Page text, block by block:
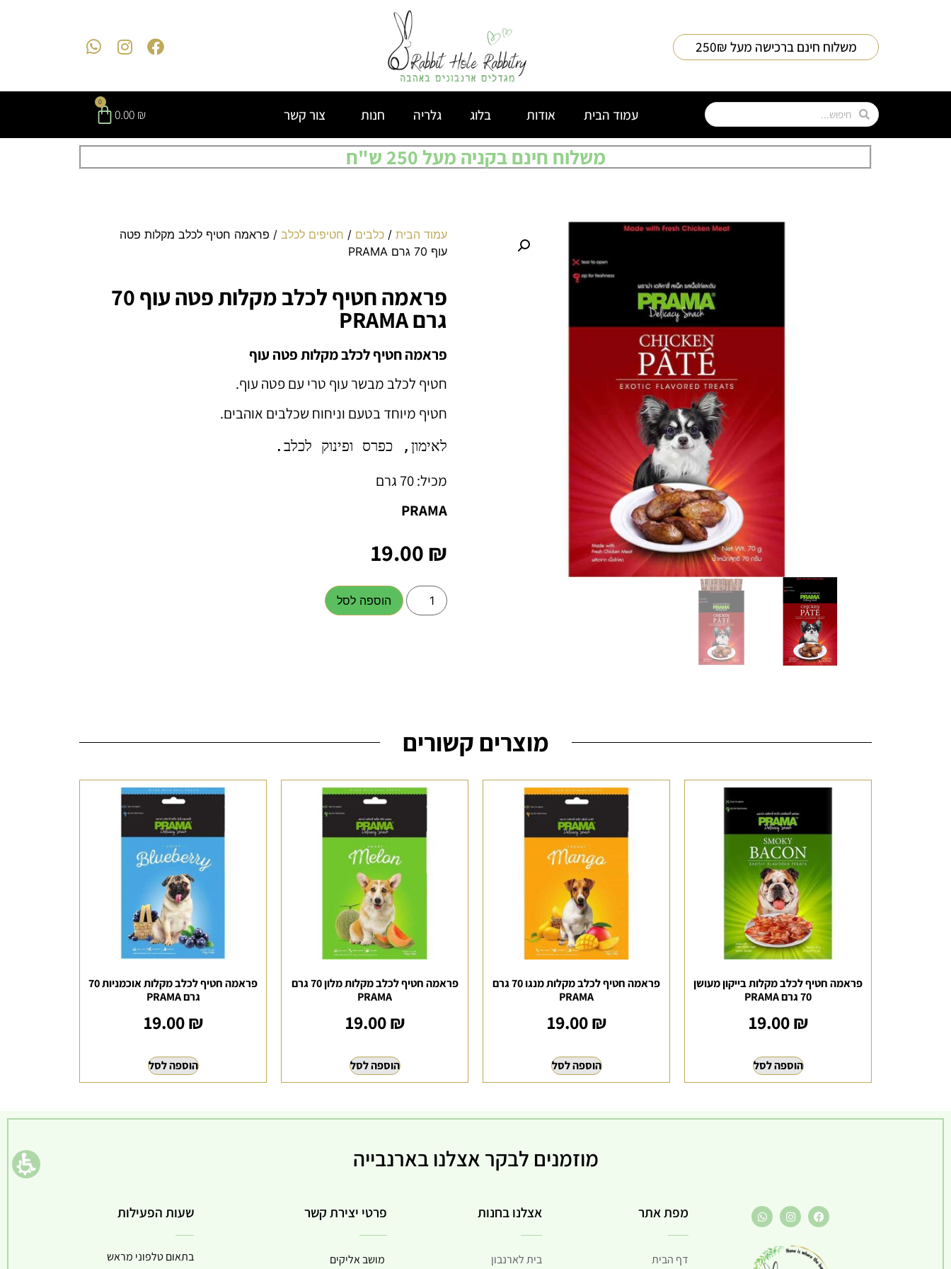
משלוח חינם ברכישה מעל 250₪
עמוד הבית אודות בלוג גלריה חנות צור קשר 0.00 ₪
0
משלוח חינם בקניה מעל 250 ש"ח
עמוד הבית/ כלבים / חטיפים לכלב / פראמה חטיף לכלב מקלות פטה
עוף 70 גרם PRAMA
פראמה חטיף לכלב מקלות פטה עוף 70
גרם PRAMA
פראמה חטיף לכלב מקלות פטה עוף
חטיף לכלב מבשר עוף טרי עם פטה עוף.
חטיף מיוחד בטעם וניחוח שכלבים אוהבים.
לאימון, כפרס ופינוק לכלב.
מכיל: 70 גרם
PRAMA
19.00 ₪
הוספה לסל
מוצרים קשורים
פראמה חטיף לכלב מקלות בייקון מעושן
70 גרם PRAMA
19.00₪
הוספה לסל
פראמה חטיף לכלב מקלות מנגו 70 גרם
PRAMA
19.00₪
הוספה לסל
פראמה חטיף לכלב מקלות מלון 70 גרם
PRAMA
19.00₪
הוספה לסל
פראמה חטיף לכלב מקלות אוכמניות 70
גרם PRAMA
19.00₪
הוספה לסל
מוזמנים לבקר אצלנו בארנבייה
מפת אתר
דף הבית
אצלנו בחנות
בית לארנבון
פרטי יצירת קשר
מושב אליקים
שעות הפעילות
בתאום טלפוני מראש